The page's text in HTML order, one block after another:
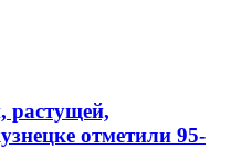
растущей,
отметили 95-